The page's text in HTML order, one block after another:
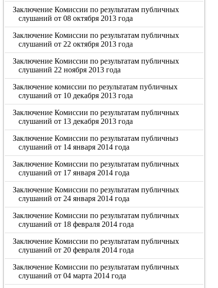
Заключение Комиссии по результатам публичных
слушаний от 08 октября 2013 года
Заключение Комиссии по результатам публичных
слушаний от 22 октября 2013 года
Заключение Комиссии по результатам публичных
слушаний 22 ноября 2013 года
Заключение комиссии по результатам публичных
слушаний от 10 декабря 2013 года
Заключение Комиссии по результатам публичных
слушаний от 13 декабря 2013 года
Заключение Комиссии по результатам публичныз
слушаний от 14 января 2014 года
Заключение Комиссии по результатам публичных
слушаний от 17 января 2014 года
Заключение Комиссии по результатам публичных
слушаний от 24 января 2014 года
Заключение Комиссии по результатам публичных
слушаний от 18 февраля 2014 года
Заключение Комиссии по результатам публичных
слушаний от 20 февраля 2014 года
Заключение Комиссии по результатам публичных
слушаний от 04 марта 2014 года